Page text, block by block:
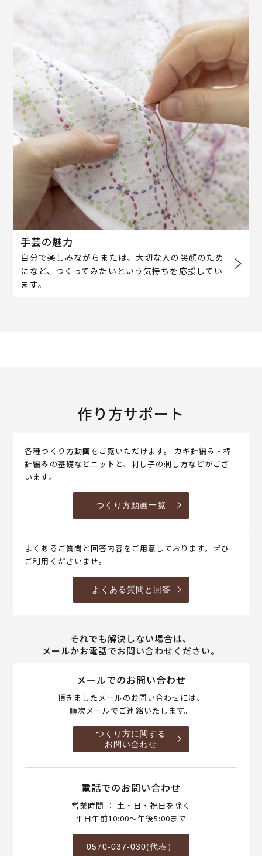
手芸の魅力
自分で楽しみながらまたは、大切な人の笑顔のため
になど、つくってみたいという気持ちを応援してい
ます。
作り方サポート
各種つくり方動画をご覧いただけます。 カギ針編み・棒
針編みの基礎などニットと、刺し子の刺し方などがござ
います。
つくり方動画一覧
よくあるご質問と回答内容をご用意しております。ぜひ
ご利用くださいませ。
よくある質問と回答
それでも解決しない場合は、
メールかお電話でお問い合わせください。
メールでのお問い合わせ
頂きましたメールのお問い合わせには、
順次メールでご連絡いたします。
つくり方に関する
お問い合わせ
電話でのお問い合わせ
営業時間 ： 土・日・祝日を除く
平日午前10:00～午後5:00まで
0570-037-030(代表）